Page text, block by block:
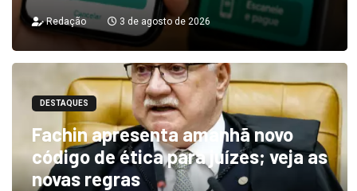
Redação 3 de agosto de 2026
DESTAQUES
Fachin apresenta amanhã novo
código de ética para juízes; veja as
novas regras